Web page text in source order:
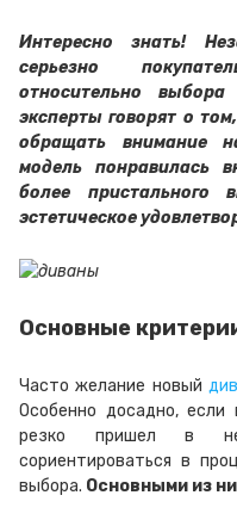
Интересно знать!
серьезно
относительно
эксперты говорят о
обращать внимание
модель понравилась
более пристального
эстетическое
Основные
Часто желание новый
Особенно досадно, если
резко пришел в
сориентироваться в
выбора. Основными из